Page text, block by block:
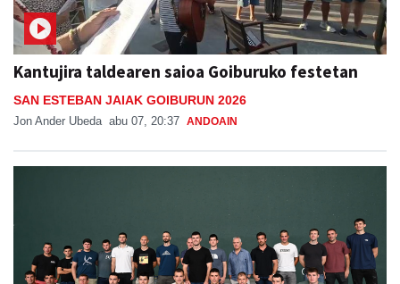
Kantujira taldearen saioa Goiburuko festetan
SAN ESTEBAN JAIAK GOIBURUN 2026
Jon Ander Ubeda abu 07, 20:37 ANDOAIN